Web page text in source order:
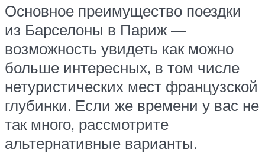
Основное преимущество поездки
из Барселоны в Париж —
возможность увидеть как можно
больше интересных, в том числе
нетуристических мест французской
глубинки. Если же времени у вас не
так много, рассмотрите
альтернативные варианты.